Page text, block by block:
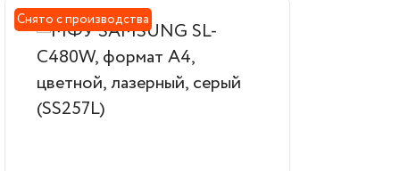
Снято с производства